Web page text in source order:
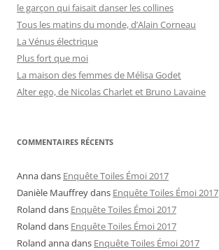
le garçon qui faisait danser les collines
Tous les matins du monde, d’Alain Corneau
La Vénus électrique
Plus fort que moi
La maison des femmes de Mélisa Godet
Alter ego, de Nicolas Charlet et Bruno Lavaine
COMMENTAIRES RÉCENTS
Annadans Enquête Toiles Émoi 2017
Danièle Mauffreydans Enquête Toiles Émoi 2017
Roland dans Enquête Toiles Émoi 2017
Roland dans Enquête Toiles Émoi 2017
Roland annadans Enquête Toiles Émoi 2017